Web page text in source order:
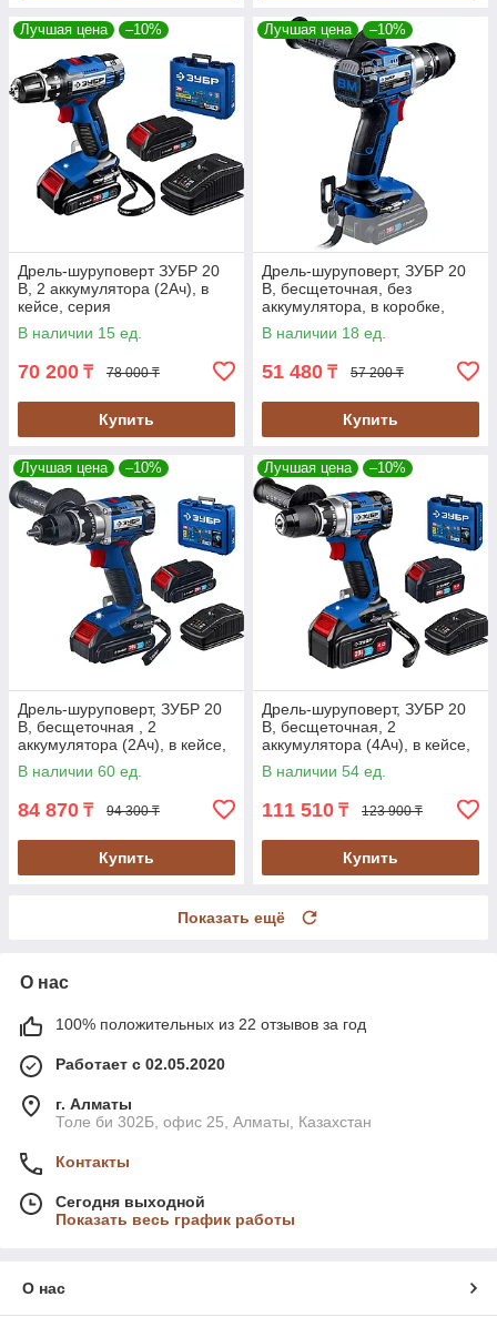
Лучшая цена –10%
Дрель-шуруповерт ЗУБР 20
В, 2 аккумулятора (2Ач), в
кейсе, серия
"Профессионал" (DL-201-22)
В наличии 15 ед.
70 200 ₸ 78 000 ₸
Купить
Лучшая цена –10%
Дрель-шуруповерт, ЗУБР 20
В, бесщеточная, без
аккумулятора, в коробке,
серия "Профессионал" (DB-
201)
В наличии 18 ед.
51 480 ₸ 57 200 ₸
Купить
Лучшая цена –10%
Дрель-шуруповерт, ЗУБР 20
В, бесщеточная , 2
аккумулятора (2Ач), в кейсе,
серия "Профессионал" (DB-
201-22)
В наличии 60 ед.
84 870 ₸ 94 300 ₸
Купить
Лучшая цена –10%
Дрель-шуруповерт, ЗУБР 20
В, бесщеточная, 2
аккумулятора (4Ач), в кейсе,
серия "Профессионал" (DB-
201-42)
В наличии 54 ед.
111 510 ₸ 123 900 ₸
Купить
Показать ещё
О нас
100% положительных из 22 отзывов за год
Работает с 02.05.2020
г. Алматы
Толе би 302Б, офис 25, Алматы, Казахстан
Контакты
Сегодня выходной
Показать весь график работы
О нас